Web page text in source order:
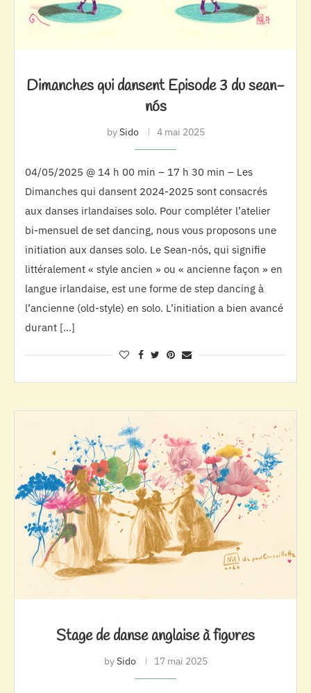
Dimanches qui dansent Episode 3 du sean-
nós
bySido 4 mai 2025
04/05/2025 @ 14 h 00 min – 17 h 30 min – Les
Dimanches qui dansent 2024-2025 sont consacrés
aux danses irlandaises solo. Pour compléter l’atelier
bi-mensuel de set dancing, nous vous proposons une
initiation aux danses solo. Le Sean-nós, qui signifie
littéralement « style ancien » ou « ancienne façon » en
langue irlandaise, est une forme de step dancing à
l’ancienne (old-style) en solo. L’initiation a bien avancé
durant […]
Stage de danse anglaise à figures
bySido 17 mai 2025